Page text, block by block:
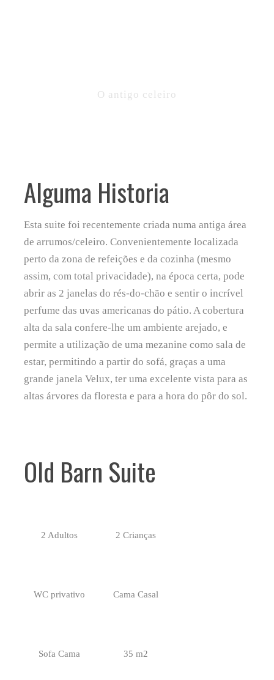
O antigo celeiro
Alguma Historia
Esta suite foi recentemente criada numa antiga área
de arrumos/celeiro. Convenientemente localizada
perto da zona de refeições e da cozinha (mesmo
assim, com total privacidade), na época certa, pode
abrir as 2 janelas do rés-do-chão e sentir o incrível
perfume das uvas americanas do pátio. A cobertura
alta da sala confere-lhe um ambiente arejado, e
permite a utilização de uma mezanine como sala de
estar, permitindo a partir do sofá, graças a uma
grande janela Velux, ter uma excelente vista para as
altas árvores da floresta e para a hora do pôr do sol.
Old Barn Suite
2 Adultos 2 Crianças
WC privativo Cama Casal
Sofa Cama 35 m2